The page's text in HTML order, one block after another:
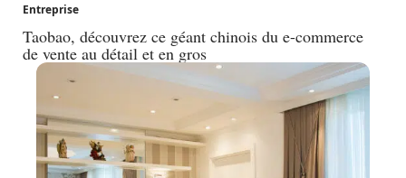
Entreprise
Taobao, découvrez ce géant chinois du e-commerce
de vente au détail et en gros